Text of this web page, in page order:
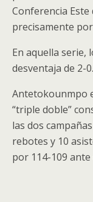
Conferencia
precisamente
En aquella serie,
desventaja de 2-0.
Antetokounmpo
“triple doble”
las dos
rebotes y 10
por 114-109